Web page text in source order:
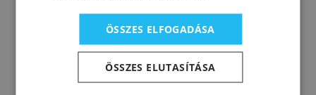
Felhasználás:
Használható köztes vagy fedőbevonatként
fafelületek védő- és díszítőrendszereihez bel- és
kültéren: burkolatok, falborítások és mennyezetek,
ÖSSZES ELFOGADÁSA
ÖSSZES ELUTASÍTÁSA